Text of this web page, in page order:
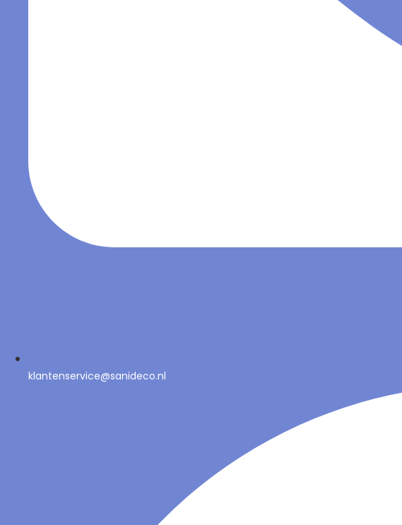
klantenservice@sanideco.nl